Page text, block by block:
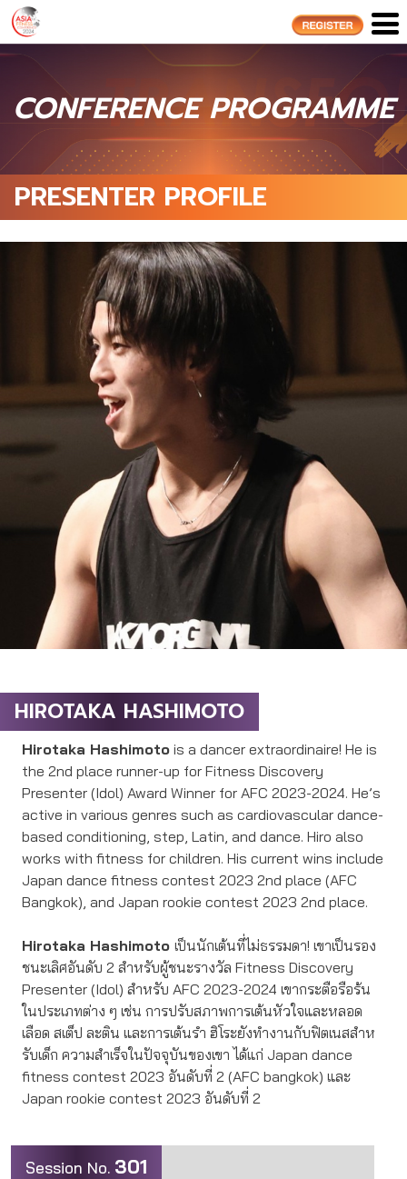
CONFERENCE PROGRAMME
PRESENTER PROFILE
HIROTAKA HASHIMOTO
Hirotaka Hashimoto is a dancer extraordinaire! He is
the 2nd place runner-up for Fitness Discovery
Presenter (Idol) Award Winner for AFC 2023-2024. He’s
active in various genres such as cardiovascular dance-
based conditioning, step, Latin, and dance. Hiro also
works with fitness for children. His current wins include
Japan dance fitness contest 2023 2nd place (AFC
Bangkok), and Japan rookie contest 2023 2nd place.
Hirotaka Hashimoto เป็นนักเต้นที่ไม่ธรรมดา! เขาเป็นรอง
ชนะเลิศอันดับ 2 สําหรับผู้ชนะรางวัล Fitness Discovery
Presenter (Idol) สําหรับ AFC 2023-2024 เขากระตือรือร้น
ในประเภทต่าง ๆ เช่น การปรับสภาพการเต้นหัวใจและหลอด
เลือด สเต็ป ละติน และการเต้นรํา ฮิโระยังทํางานกับฟิตเนสสําห
รับเด็ก ความสำเร็จในปัจจุบันของเขา ได้แก่ Japan dance
fitness contest 2023 อันดับที่ 2 (AFC bangkok) และ
Japan rookie contest 2023 อันดับที่ 2
Session No. 301